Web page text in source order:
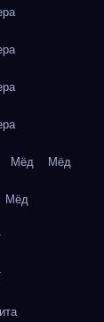
Мёд Мёд
Мёд